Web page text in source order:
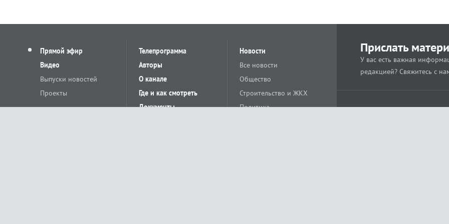
Прямой эфир
Видео
Выпуски новостей
Проекты
Телепрограмма
Авторы
О канале
Где и как смотреть
Документы
Новости
Все новости
Общество
Строительство и ЖКХ
Политика
Прислать
У вас есть важная
редакцией? Свяжитесь с